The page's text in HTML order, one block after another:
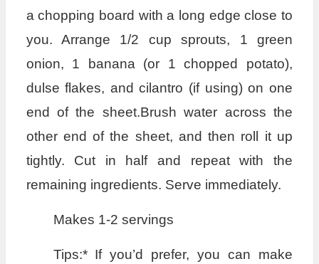
a chopping board with a long edge close to
you. Arrange 1/2 cup sprouts, 1 green
onion, 1 banana (or 1 chopped potato),
dulse flakes, and cilantro (if using) on one
end of the sheet.Brush water across the
other end of the sheet, and then roll it up
tightly. Cut in half and repeat with the
remaining ingredients. Serve immediately.
Makes 1-2 servings
Tips:* If you’d prefer, you can make